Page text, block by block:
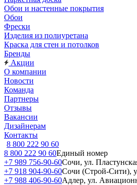
Обои и настенные покрытия
Обои
Фрески
Изделия из полиуретана
Краска для стен и потолков
Бренды
Акции
О компании
Новости
Команда
Партнеры
Отзывы
Вакансии
Дизайнерам
Контакты
8 800 222 90 60
8 800 222 90 60Единый номер
+7 989 756-90-60Сочи, ул.
+7 918 904-90-60Сочи (Строй-Сити),
+7 988 406-90-60Адлер, ул.